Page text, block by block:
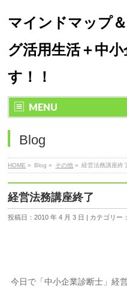
マインドマップ
グ活用生活＋中
す！！
MENU
Blog
HOME » Blog » その他 » 経営法務講座終
経営法務講座終了
投稿日：2010 年 4 月 3 日 | カテゴリー：
今日で「中小企業診断士」経